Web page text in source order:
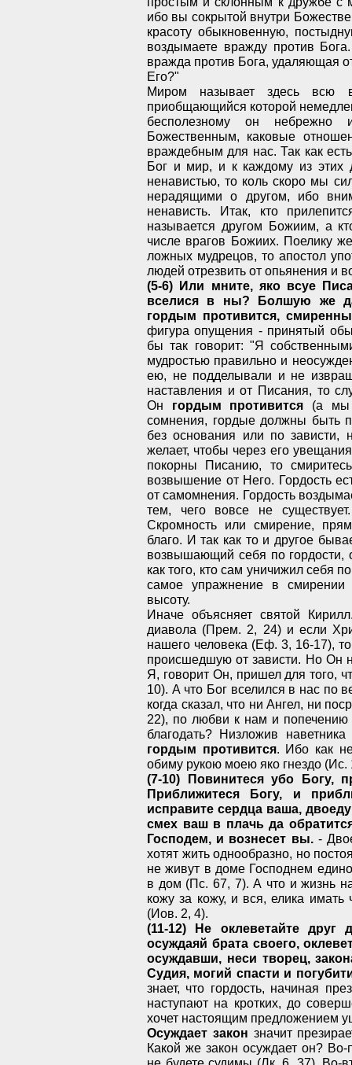
ибо вы сокрытой внутри
красоту обыкновенную,
воздымаете вражду против
вражда против Бога, удаляющая
Его?"
Миром называет здесь всю
приобщающийся которой
бесполезному он небрежно
Божественным, каковые
враждебным для нас. Так как
Бог и мир, и к каждому из этих
ненавистью, то коль скоро мы
нерадящими о другом, ибо
ненависть. Итак, кто
называется другом Божиим, а
числе врагов Божиих. Поелику
ложных мудрецов, то апостол
людей отрезвить от опьянения и
(5-6) Или мните, яко всуе
вселися в ны? Болшую же
гордым противится,
фигура опущения - принятый
бы так говорит: "Я
мудростью правильно и
ею, не подделывали и не
наставления и от Писания, то
Он гордым противится (а мы
сомнения, гордые должны быть
без основания или по зависти,
желает, чтобы через его
покорны Писанию, то
возвышение от Него. Гордость
от самомнения. Гордость
тем, чего вовсе не
Скромность или смирение,
благо. И так как то и другое
возвышающий себя по гордости,
как того, кто сам уничижил себя
самое упражнение в смирении
высоту.
Иначе объясняет святой
диавола (Прем. 2, 24) и если
нашего человека (Еф. 3, 16-17),
происшедшую от зависти. Но Он
Я, говорит Он, пришел для того,
10). А что Бог вселился в нас по
когда сказал, что ни Ангел, ни
22), по любви к нам и
благодать? Низложив
гордым противится. Ибо как
обиму рукою моею яко гнездо (Ис.
(7-10) Повинитеся убо Богу,
Приближитеся Богу, и
исправите сердца ваша,
смех ваш в плачь да
Господем, и вознесет вы.-
хотят жить однообразно, но
не живут в доме Господнем
в дом (Пс. 67, 7). А что и жизнь
кожу за кожу, и вся, елика
(Иов. 2, 4).
(11-12) Не оклеветайте друг
осуждаяй брата своего,
осуждавши, неси творец,
Судия, могий спасти и
знает, что гордость, начиная
наступают на кротких, до
хочет настоящим предложением
Осуждает закон значит
Какой же закон осуждает он? Во-